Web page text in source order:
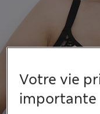
Votre vie
importante